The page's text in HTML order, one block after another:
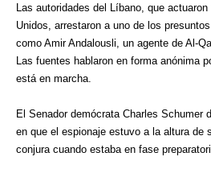
Las autoridades del Líbano, que
Unidos, arrestaron a uno de los
como Amir Andalousli, un agente de Al-
Las fuentes hablaron en forma anónima
está en marcha.
El Senador demócrata Charles Schumer
en que el espionaje estuvo a la altura de
conjura cuando estaba en fase